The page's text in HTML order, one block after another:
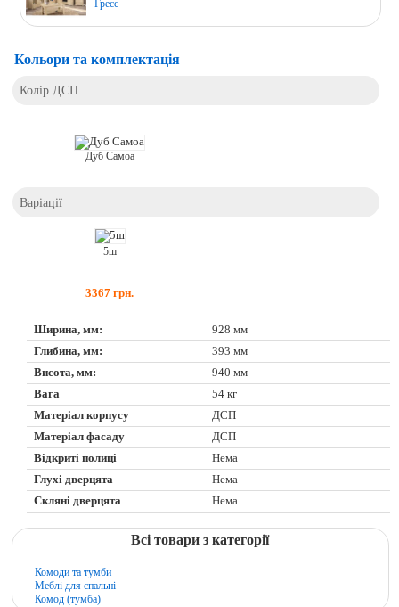
Гресс
Кольори та комплектація
Колір ДСП
Дуб Самоа
Варіації
5ш
3367 грн.
Ширина, мм:
928 мм
Глибина, мм:
393 мм
Висота, мм:
940 мм
Вага
54 кг
Матеріал корпусу
ДСП
Матеріал фасаду
ДСП
Відкриті полиці
Нема
Глухі дверцята
Нема
Скляні дверцята
Нема
Всі товари з категорії
Комоди та тумби
Меблі для спальні
Комод (тумба)